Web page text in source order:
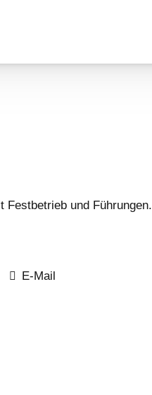
Festbetrieb und Führungen.
E-Mail